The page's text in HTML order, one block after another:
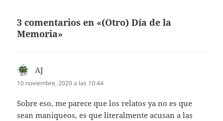
3 comentarios en «(Otro) Día de la
Memoria»
AJ
10 noviembre, 2020 a las 10:44
Sobre eso, me parece que los relatos ya no es que
sean maniqueos, es que literalmente acusan a las